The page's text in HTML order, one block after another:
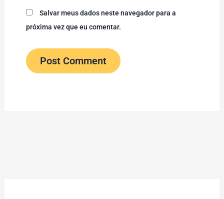
Salvar meus dados neste navegador para a
próxima vez que eu comentar.